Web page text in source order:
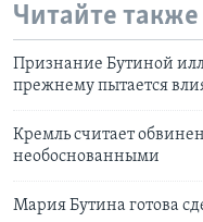
Читайте также
Признание Бутиной
прежнему пытается
Кремль считает
необоснованными
Мария Бутина готова